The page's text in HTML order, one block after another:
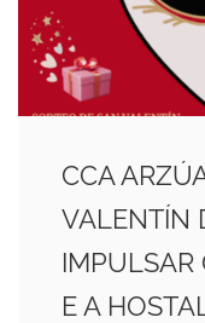
CCA
VALENTÍN
IMPULSAR
E A